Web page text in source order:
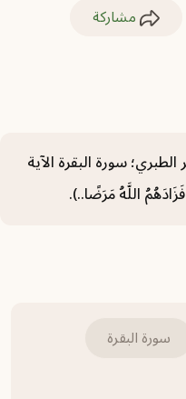
مشاركة
الطبري؛ سورة البقرة الآية
سورة البقرة